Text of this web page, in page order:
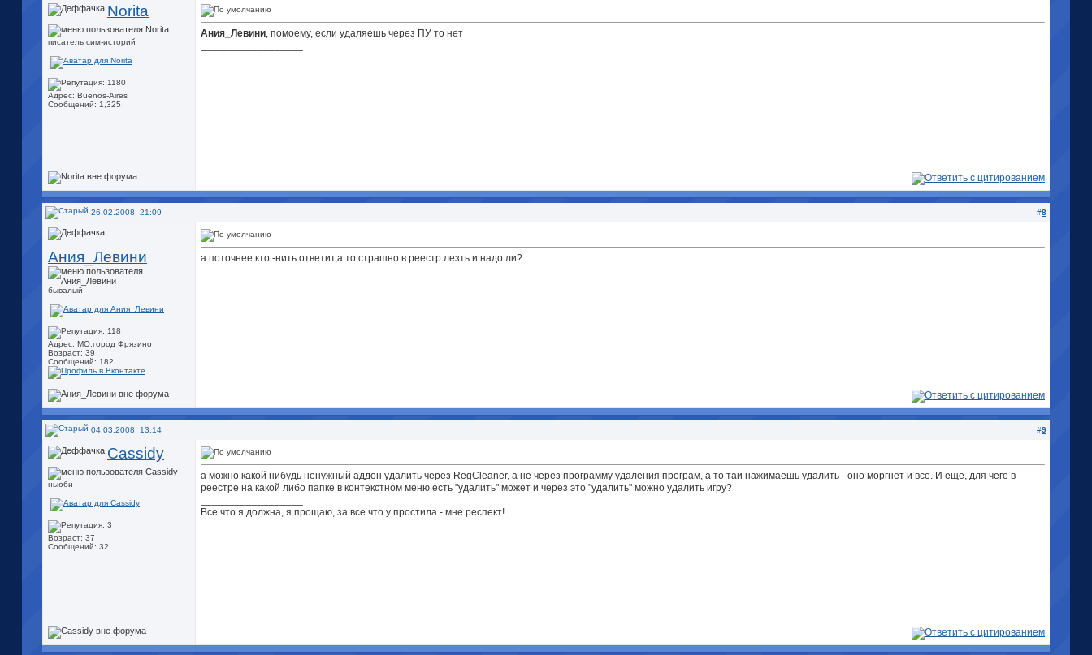
Norita
писатель сим-историй
Адрес: Buenos-Aires
Сообщений: 1,325
Ания_Левини, помоему, если удаляешь через ПУ то нет
26.02.2008, 21:09 #8
Ания_Левини
бывалый
Адрес: МО,город Фрязино
Возраст: 39
Сообщений: 182
а поточнее кто -нить ответит,а то страшно в реестр лезть и надо ли?
04.03.2008, 13:14 #9
Cassidy
ньюби
Возраст: 37
Сообщений: 32
а можно какой нибудь ненужный аддон удалить через RegCleaner, а не через программу удаления програм, а то таи нажимаешь удалить - оно моргнет и все. И еще, для чего в
реестре на какой либо папке в контекстном меню есть "удалить" может и через это "удалить" можно удалить игру?
Все что я должна, я прощаю, за все что у простила - мне респект!